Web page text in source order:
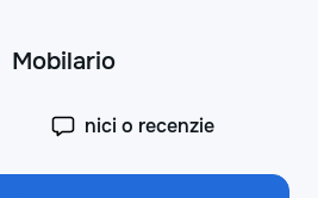
экзаменам и
✔ Обучение
Mobilario
nici o recenzie